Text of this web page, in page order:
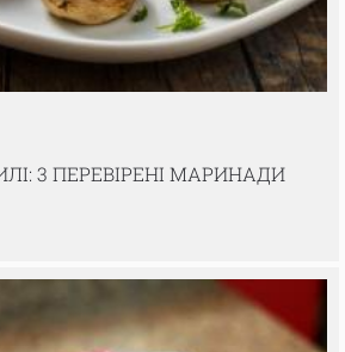
3 ПЕРЕВІРЕНІ МАРИНАДИ